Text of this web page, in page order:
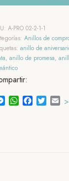
A-PRO 02-2-1-1
Anillos de
anillo de
, anillo de promesa,
Messenger
WhatsApp
Facebook
Twitter